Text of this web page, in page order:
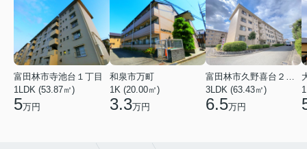
富田林市寺池台１丁目
1LDK (53.87㎡)
5万円
和泉市万町
1K (20.00㎡)
3.3万円
富田林市久野喜台２丁目
3LDK (63.43㎡)
6.5万円